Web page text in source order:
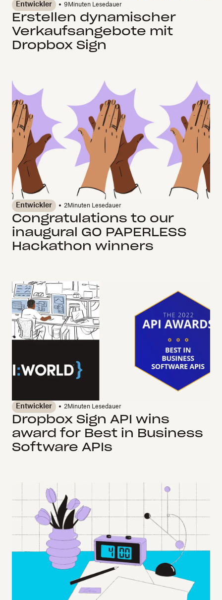
Entwickler 9 Minuten Lesedauer
Erstellen dynamischer
Verkaufsangebote mit
Dropbox Sign
Entwickler 2Minuten Lesedauer
Congratulations to our
inaugural GO PAPERLESS
Hackathon winners
Entwickler 2Minuten Lesedauer
Dropbox Sign API wins
award for Best in Business
Software APIs